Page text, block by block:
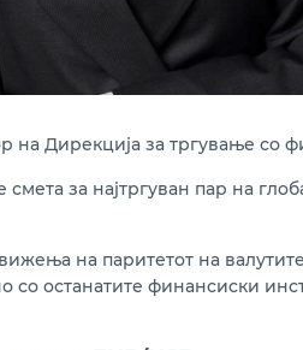
на Дирекција за тргување со
смета за најтргуван пар на
на паритетот на
со останатите финансиски